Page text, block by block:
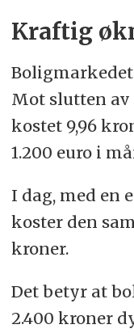
Kraftig
Mot slutten av
kostet 9,96
1.200 euro i
I dag, med en
koster den
kroner.
Det betyr at
2.400 kroner